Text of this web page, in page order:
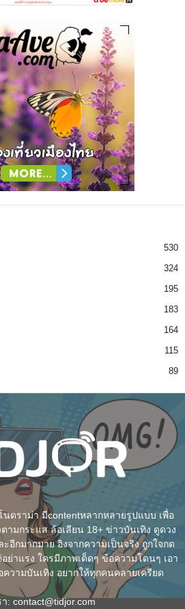
530
324
195
183
164
115
89
นดราม่า มีcontentหลากหลายรูปแบบ เพื่อ
ามกระแส ล้อเลียน 18+ ข่าวบันเทิง ดูดวง
อีกมากมาย อิงจากความเป็นจริง ถูกใจกด
ย่าแรง ใครมีภาพเด็ดๆ ข้อความโดนๆ เอา
วามบันเทิง อยากให้ทุกคนคลายเครียด
: contact@tidjor.com